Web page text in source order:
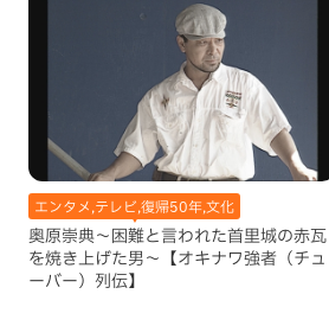
エンタメ,テレビ,復帰50年,文化
奥原崇典～困難と言われた首里城の赤瓦
を焼き上げた男～【オキナワ強者（チュ
ーバー）列伝】